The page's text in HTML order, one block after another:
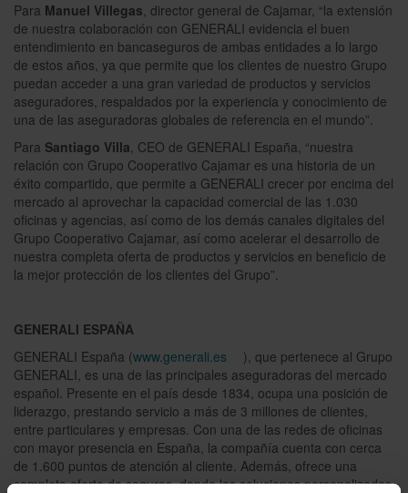
Para Manuel Villegas, director general de Cajamar, “la extensión
de nuestra colaboración con GENERALI evidencia el buen
entendimiento en bancaseguros de ambas entidades a lo largo
de estos años, ya que permite que los clientes de nuestro Grupo
puedan acceder a una gran variedad de productos y servicios
aseguradores, respaldados por la experiencia y conocimiento de
una de las aseguradoras globales de referencia en el mundo”.
Para Santiago Villa, CEO de GENERALI España, “nuestra
relación con Grupo Cooperativo Cajamar es una historia de un
éxito compartido, que permite a GENERALI crecer por encima del
mercado al aprovechar la capacidad comercial de las 1.030
oficinas y agencias, así como de los demás canales digitales del
Grupo Cooperativo Cajamar, así como acelerar el desarrollo de
nuestra completa oferta de productos y servicios en beneficio de
la mejor protección de los clientes del Grupo”.
GENERALI ESPAÑA
GENERALI España (www.generali.es
), que pertenece al Grupo
GENERALI, es una de las principales aseguradoras del mercado
español. Presente en el país desde 1834, ocupa una posición de
liderazgo, prestando servicio a más de 3 millones de clientes,
entre particulares y empresas. Con una de las redes de oficinas
con mayor presencia en España, la compañía cuenta con cerca
de 1.600 puntos de atención al cliente. Además, ofrece una
completa oferta de seguros, donde las soluciones personalizadas